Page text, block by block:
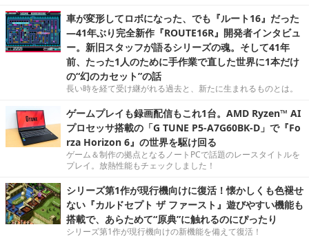
車が変形してロボになった、でも『ルート16』だった
―41年ぶり完全新作『ROUTE16R』開発者インタビュ
ー。新旧スタッフが語るシリーズの魂。そして41年
前、たった1人のために手作業で直した世界に1本だけ
の“幻のカセット”の話
長い時を経て受け継がれる過去と、新たに生まれるものとは。
ゲームプレイも録画配信もこれ1台。AMD Ryzen™ AI
プロセッサ搭載の「G TUNE P5-A7G60BK-D」で『Fo
rza Horizon 6』の世界を駆け回る
ゲーム＆制作の拠点となるノートPCで話題のレースタイトルを
プレイ。放熱性能もチェックしました！
シリーズ第1作が現行機向けに復活！懐かしくも色褪せ
ない『カルドセプト ザ ファースト』遊びやすい機能も
搭載で、あらためて“原典”に触れるのにぴったり
シリーズ第1作が現行機向けの新機能を備えて復活！